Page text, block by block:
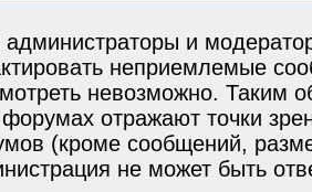
администраторы и
неприемлемые
невозможно. Таким
форумах отражают точки
(кроме сообщений,
не может быть